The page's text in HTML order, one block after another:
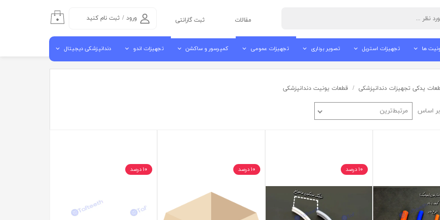
ورود / ثبت نام کنید
تغییر گذر واژه
سفارشات
۰
ها
یونیت های چینی
یونیت ها
تجهیزات استریل
دستگاه پک اتوکلاو
اولتراسونیک کلینر
تصویر برداری
اسکنر فسفرپلیت
تجهیزات عمومی
سندبلاستر
دستگاه بلیچینگ
کمپرسور و ساکشن تجهیزات اندو دندانپزشکی دیجیتال
مقالات ثبت گارانتی
یدکی تجهیزات دندانپزشکی قطعات یونیت دندانپزشکی
اساس مرتبط‌ترین
۱۰ درصد ۱۰ درصد ۱۰ درصد